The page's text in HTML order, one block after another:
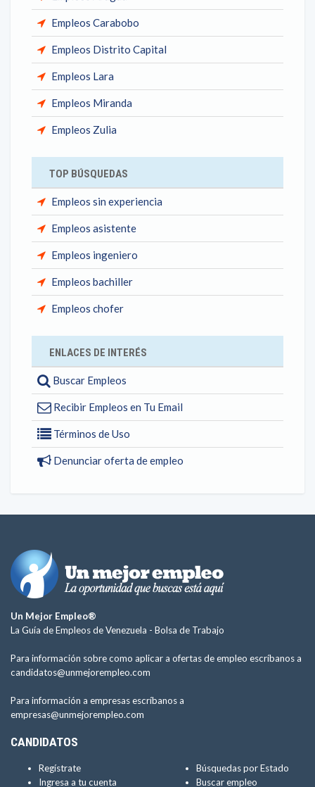
Empleos Carabobo
Empleos Distrito Capital
Empleos Lara
Empleos Miranda
Empleos Zulia
TOP BÚSQUEDAS
Empleos sin experiencia
Empleos asistente
Empleos ingeniero
Empleos bachiller
Empleos chofer
ENLACES DE INTERÉS
Buscar Empleos
Recibir Empleos en Tu Email
Términos de Uso
Denunciar oferta de empleo
Un Mejor Empleo®
La Guía de Empleos de Venezuela - Bolsa de Trabajo
Para información sobre como aplicar a ofertas de empleo escríbanos a
candidatos@unmejorempleo.com
Para información a empresas escríbanos a
empresas@unmejorempleo.com
CANDIDATOS
Regístrate
Ingresa a tu cuenta
Búsquedas por Estado
Buscar empleo